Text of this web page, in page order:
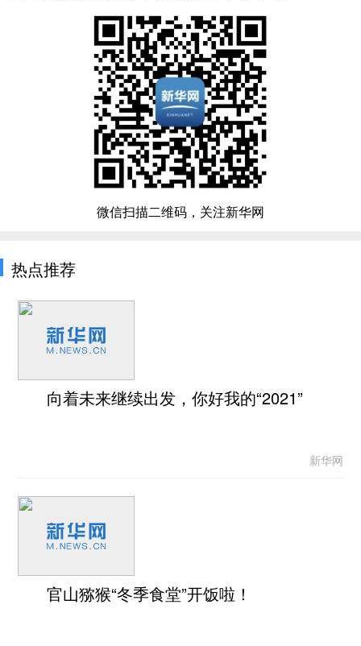
微信扫描二维码，关注新华网
热点推荐
向着未来继续出发，你好我的“2021”
新华网
官山猕猴“冬季食堂”开饭啦！